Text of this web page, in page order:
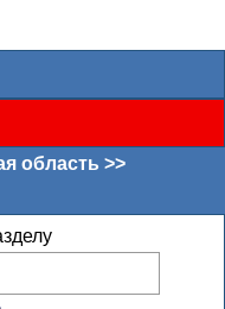
область >>